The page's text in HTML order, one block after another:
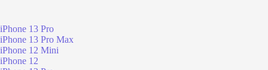
iPhone 13 Pro
iPhone 13 Pro Max
iPhone 12 Mini
iPhone 12